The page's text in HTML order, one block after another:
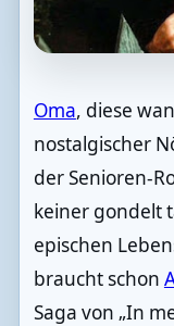
Oma, diese
nostalgischer
der Senioren-
keiner gondelt
epischen
braucht schon
Saga von „In